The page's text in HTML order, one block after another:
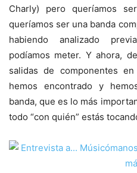
Charly) pero queríamos
queríamos ser una banda
habiendo analizado
podíamos meter. Y ahora,
salidas de componentes
hemos encontrado y
banda, que es lo más
todo “con quién” estás